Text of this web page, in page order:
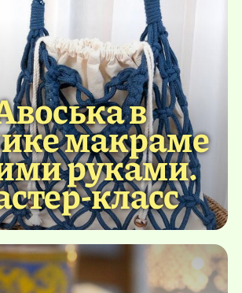
в
макраме
руками.
класс